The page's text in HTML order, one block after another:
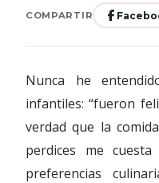
COMPARTIR
Nunca he
infantiles: “fueron
verdad que la
perdices me
preferencias